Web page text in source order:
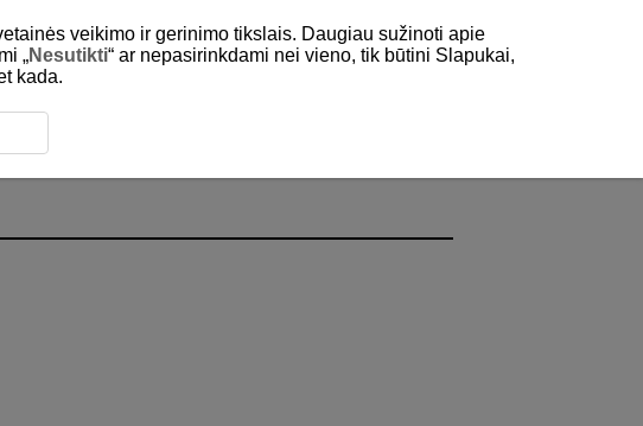
veikimo ir gerinimo tikslais. Daugiau sužinoti apie
„Nesutikti“ ar nepasirinkdami nei vieno, tik būtini Slapukai,
kada.